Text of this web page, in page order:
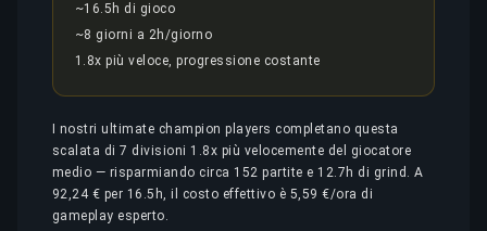
~16.5h di gioco
~8 giorni a 2h/giorno
1.8x più veloce, progressione costante
I nostri ultimate champion players completano questa
scalata di 7 divisioni 1.8x più velocemente del giocatore
medio — risparmiando circa 152 partite e 12.7h di grind. A
92,24 € per 16.5h, il costo effettivo è 5,59 €/ora di
gameplay esperto.